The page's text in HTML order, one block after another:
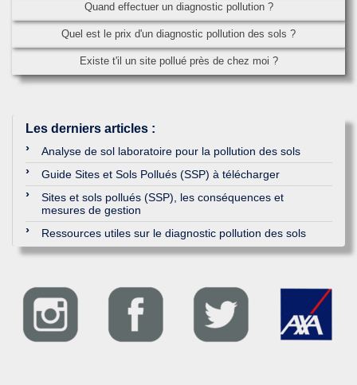
Quand effectuer un diagnostic pollution ?
Quel est le prix d'un diagnostic pollution des sols ?
Existe t'il un site pollué près de chez moi ?
Les derniers articles :
Analyse de sol laboratoire pour la pollution des sols
Guide Sites et Sols Pollués (SSP) à télécharger
Sites et sols pollués (SSP), les conséquences et
mesures de gestion
Ressources utiles sur le diagnostic pollution des sols